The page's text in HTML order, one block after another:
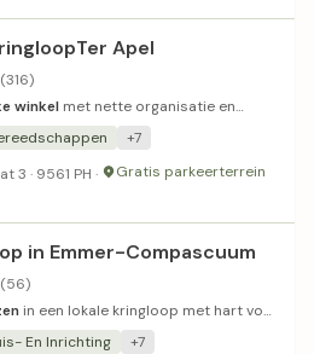
Apel
(316)
winkel met nette organisatie en
+7
3 · 9561 PH ·
Gratis parkeerterrein
in Emmer-Compascuum
(56)
in een lokale kringloop met hart voor
En Inrichting
+7